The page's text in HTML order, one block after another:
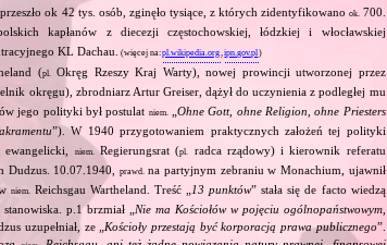
ok 42 tys. osób, zginęło tysiące, z których zidentyfikowano ok. 700.
kapłanów z diecezji częstochowskiej, łódzkiej i włocławskiej
KL Dachau.
(więcej na:pl.wikipedia.org ,ipn.gov.pl )
(pl.
Okręg Rzeszy Kraj Warty), nowej prowincji utworzonej przez
okręgu), zbrodniarz Artur Greiser, dążył do uczynienia z podległej mu
jego polityki był postulat niem.
Ohne Gott, ohne Religion, ohne Priesters
”). W 1940 przygotowaniem praktycznych założeń tej polityki
ewangelicki, niem.Regierungsrat (pl.
radca rządowy) i kierownik referatu
Dudzus. 10.07.1940, prawd.
na partyjnym zebraniu w Monachium, ujawnił
niem. Reichsgau Wartheland. Treść „ 13 punktów” stała się de facto wiedzą
p.1 brzmiał „ Nie ma Kościołów w pojęciu ogólnopaństwowym,
uzupełniał, ze „ Kościoły przestają być korporacją prawa publicznego”.